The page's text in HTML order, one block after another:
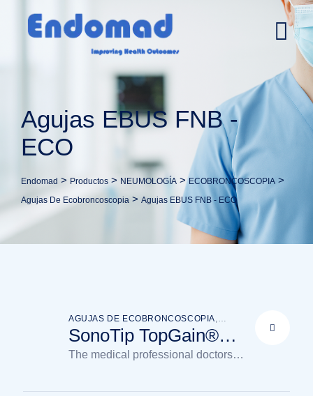
contenido
Agujas EBUS FNB -
ECO
Endomad > Productos > NEUMOLOGÍA >ECOBRONCOSCOPIA >
Agujas De Ecobroncoscopia > Agujas EBUS FNB - ECO
SonoTip TopGain®
EBUS
AGUJAS DE ECOBRONCOSCOPIA,
AGUJAS EBUS FNB - ECO,
ECOBRONCOSCOPIA,NEUMOLOGÍA
The medical professional doctors